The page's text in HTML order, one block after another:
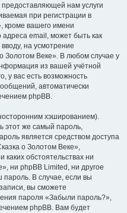
нам услуги
при регистрации в
кроме вашего имени
email, может быть как
на усмотрение
Золотом Веке». В любом случае у
из вашей учётной
у вас есть возможность
автоматически
phpBB.
хэшированием).
этот же самый пароль,
является средством доступа
о Золотом Веке»,
каких обстоятельствах ни
ни phpBB Limited, ни другое
В случае, если вы
вы сможете
пароля «Забыли пароль?»,
phpBB. Вам будет